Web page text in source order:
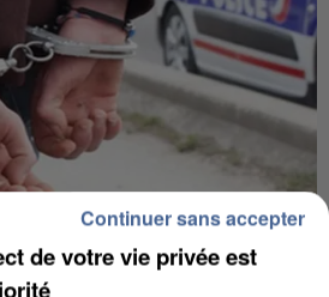
SUPPOSÉS DE LA DZ
de votre vie privée est
Continuer sans accepter